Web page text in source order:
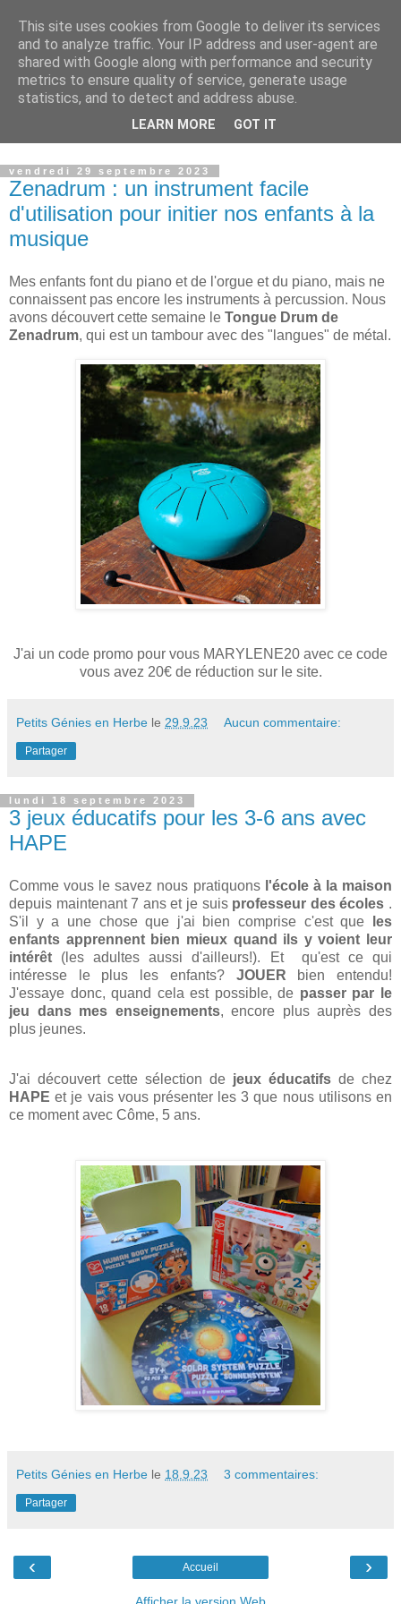
Petits génies en herbe
Blog parental vous présentant nos choix de vie que ce soit
dans le domaine de l'instruction, de nos voyages ou des
produits que nous proposons à nos enfants.
vendredi 29 septembre 2023
Zenadrum : un instrument facile
d'utilisation pour initier nos enfants à la
musique
Mes enfants font du piano et de l'orgue et du piano, mais ne
connaissent pas encore les instruments à percussion. Nous
avons découvert cette semaine le Tongue Drum de
Zenadrum, qui est un tambour avec des "langues" de métal.
J'ai un code promo pour vous MARYLENE20 avec ce code
vous avez 20€ de réduction sur le site.
Petits Génies en Herbe le 29.9.23 Aucun commentaire:
Partager
lundi 18 septembre 2023
3 jeux éducatifs pour les 3-6 ans avec
HAPE
Comme vous le savez nous pratiquons l'école à la maison
depuis maintenant 7 ans et je suis professeur des écoles .
S'il y a une chose que j'ai bien comprise c'est que
les
enfants apprennent bien mieux quand ils y voient leur
intérêt (les adultes aussi d'ailleurs!). Et qu'est ce qui
intéresse le plus les enfants? JOUER bien entendu!
J'essaye donc, quand cela est possible, de passer par le
jeu dans mes enseignements, encore plus auprès des
plus jeunes.
J'ai découvert cette sélection de jeux éducatifs de chez
HAPE et je vais vous présenter les 3 que nous utilisons en
ce moment avec Côme, 5 ans.
Petits Génies en Herbe le 18.9.23 3 commentaires:
Partager
‹ ›
Accueil
This site uses cookies from Google to deliver its services
and to analyze traffic. Your IP address and user-agent are
shared with Google along with performance and security
metrics to ensure quality of service, generate usage
statistics, and to detect and address abuse.
LEARN MORE GOT IT